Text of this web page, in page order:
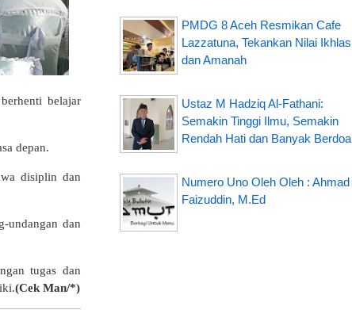
belajar
depan.
disiplin dan
undangan dan
tugas dan
(Cek Man/*)
PMDG 8 Aceh Resmikan Cafe
Lazzatuna, Tekankan Nilai Ikhlas
dan Amanah
Ustaz M Hadziq Al-Fathani:
Semakin Tinggi Ilmu, Semakin
Rendah Hati dan Banyak Berdoa
Numero Uno Oleh Oleh : Ahmad
Faizuddin, M.Ed